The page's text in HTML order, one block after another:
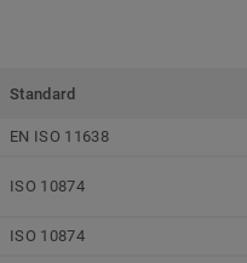
Standard
EN ISO 11638
ISO 10874
ISO 10874